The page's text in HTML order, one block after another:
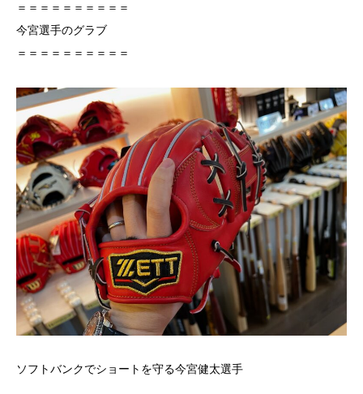
＝＝＝＝＝＝＝＝＝＝
今宮選手のグラブ
＝＝＝＝＝＝＝＝＝＝
ソフトバンクでショートを守る今宮健太選手